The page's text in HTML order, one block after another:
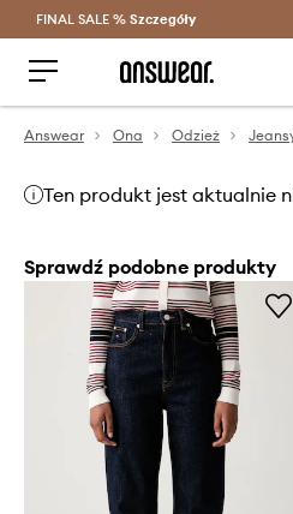
Oszczędzaj z
FINAL SALE % Szczegóły
Answear Ona Odzież
Ten produkt jest aktualnie
Sprawdź podobne produkty